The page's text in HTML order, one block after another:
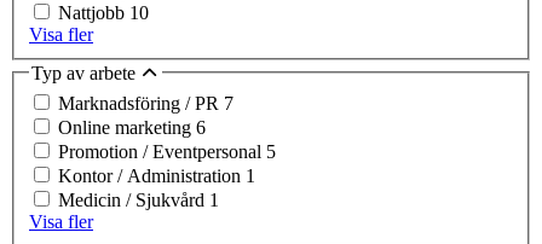
Nattjobb 10
Visa fler
Typ av arbete
Marknadsföring / PR 7
Online marketing 6
Promotion / Eventpersonal 5
Kontor / Administration 1
Medicin / Sjukvård 1
Visa fler